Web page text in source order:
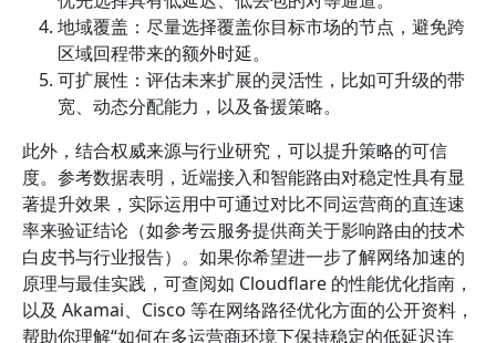
地域覆盖：尽量选择覆盖你目标市场的节点，避免跨
区域回程带来的额外时延。
可扩展性：评估未来扩展的灵活性，比如可升级的带
宽、动态分配能力，以及备援策略。
此外，结合权威来源与行业研究，可以提升策略的可信
度。参考数据表明，近端接入和智能路由对稳定性具有显
著提升效果，实际运用中可通过对比不同运营商的直连速
率来验证结论（如参考云服务提供商关于影响路由的技术
白皮书与行业报告）。如果你希望进一步了解网络加速的
原理与最佳实践，可查阅如 Cloudflare 的性能优化指南，
以及 Akamai、Cisco 等在网络路径优化方面的公开资料，
帮助你理解“如何在多运营商环境下保持稳定的低延迟连